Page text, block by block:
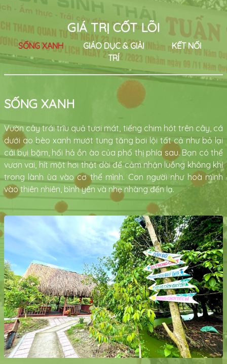
GIÁ TRỊ CỐT LÕI
SỐNG XANH
GIÁO DỤC & GIẢI
TRÍ
KẾT NỐI
SỐNG XANH
Vườn cây trái trĩu quả tươi mát, tiếng chim hót trên cây, cá
dưới ao bèo xanh mướt tung tăng bơi lội tất cả như bỏ lại
cái bụi bặm, hối hả ồn ào của phố thị phía sau. Bạn có thể
vươn vai, hít một hơi thật dài để cảm nhận luồng không khí
trong lành ùa vào cơ thể mình. Con người như hoà mình
vào thiên nhiên, bình yên và nhẹ nhàng đến lạ.